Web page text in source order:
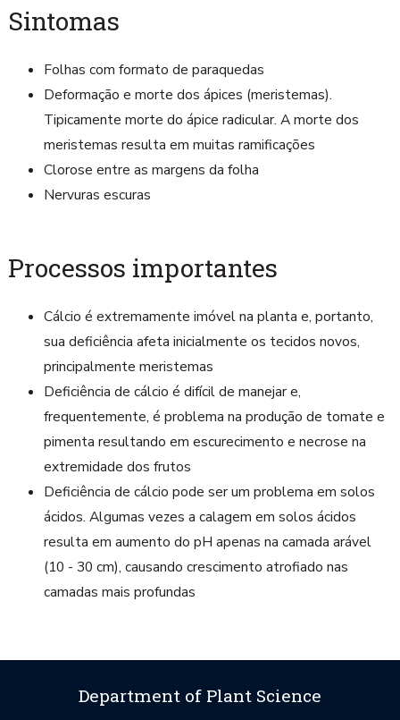
Sintomas
Folhas com formato de paraquedas
Deformação e morte dos ápices (meristemas).
Tipicamente morte do ápice radicular. A morte dos
meristemas resulta em muitas ramificações
Clorose entre as margens da folha
Nervuras escuras
Processos importantes
Cálcio é extremamente imóvel na planta e, portanto,
sua deficiência afeta inicialmente os tecidos novos,
principalmente meristemas
Deficiência de cálcio é difícil de manejar e,
frequentemente, é problema na produção de tomate e
pimenta resultando em escurecimento e necrose na
extremidade dos frutos
Deficiência de cálcio pode ser um problema em solos
ácidos. Algumas vezes a calagem em solos ácidos
resulta em aumento do pH apenas na camada arável
(10 - 30 cm), causando crescimento atrofiado nas
camadas mais profundas
Department of Plant Science